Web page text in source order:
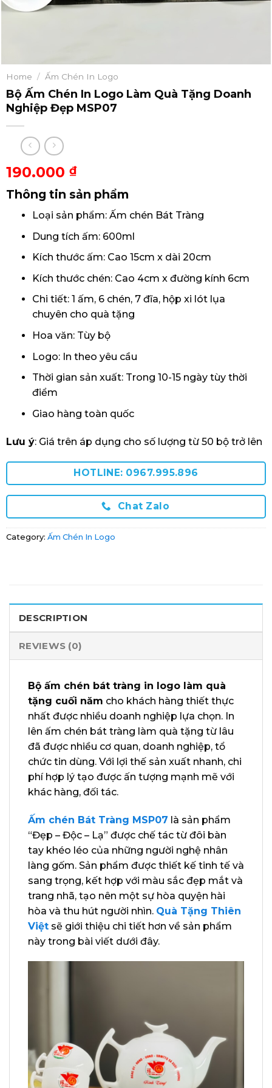
Home / Ấm Chén In Logo
Bộ Ấm Chén In Logo Làm Quà Tặng Doanh
Nghiệp Đẹp MSP07
190.000 ₫
Thông tin sản phẩm
Loại sản phẩm: Ấm chén Bát Tràng
Dung tích ấm: 600ml
Kích thước ấm: Cao 15cm x dài 20cm
Kích thước chén: Cao 4cm x đường kính 6cm
Chi tiết: 1 ấm, 6 chén, 7 đĩa, hộp xi lót lụa
chuyên cho quà tặng
Hoa văn: Tùy bộ
Logo: In theo yêu cầu
Thời gian sản xuất: Trong 10-15 ngày tùy thời
điểm
Giao hàng toàn quốc
Lưu ý: Giá trên áp dụng cho số lượng từ 50 bộ trở lên
HOTLINE: 0967.995.896
Chat Zalo
Category: Ấm Chén In Logo
DESCRIPTION
REVIEWS (0)
Bộ ấm chén bát tràng in logo làm quà
tặng cuối năm cho khách hàng thiết thực
nhất được nhiều doanh nghiệp lựa chọn. In
lên ấm chén bát tràng làm quà tặng từ lâu
đã được nhiều cơ quan, doanh nghiệp, tổ
chức tin dùng. Với lợi thế sản xuất nhanh, chi
phí hợp lý tạo được ấn tượng mạnh mẽ với
khác hàng, đối tác.
Ấm chén Bát Tràng MSP07 là sản phẩm
“Đẹp – Độc – Lạ” được chế tác từ đôi bàn
tay khéo léo của những người nghệ nhân
làng gốm. Sản phẩm được thiết kế tinh tế và
sang trọng, kết hợp với màu sắc đẹp mắt và
trang nhã, tạo nên một sự hòa quyện hài
hòa và thu hút người nhìn. Quà Tặng Thiên
Việt sẽ giới thiệu chi tiết hơn về sản phẩm
này trong bài viết dưới đây.